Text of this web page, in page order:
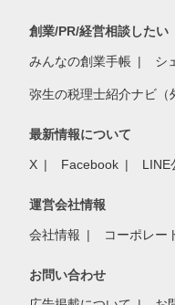
創業/PR/経営相談したい
みんなの創業手帳 シ
弥生の税理士紹介ナビ（
最新情報について
X Facebook LINE
運営会社情報
会社情報 コーポレー
お問い合わせ